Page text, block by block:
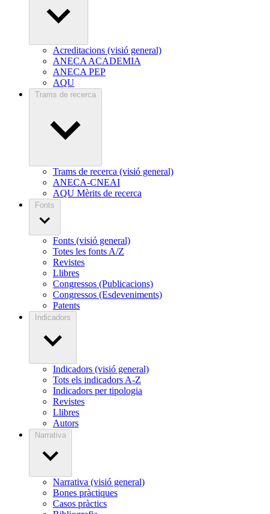
Acreditacions (visió general)
ANECA ACADEMIA
ANECA PEP
AQU
Trams de recerca
Trams de recerca (visió general)
ANECA-CNEAI
AQU Mèrits de recerca
Fonts
Fonts (visió general)
Totes les fonts A/Z
Revistes
Llibres
Congressos (Publicacions)
Congressos (Esdeveniments)
Patents
Indicadors
Indicadors (visió general)
Tots els indicadors A-Z
Indicadors per tipologia
Revistes
Llibres
Autors
Narrativa
Narrativa (visió general)
Bones pràctiques
Casos pràctics